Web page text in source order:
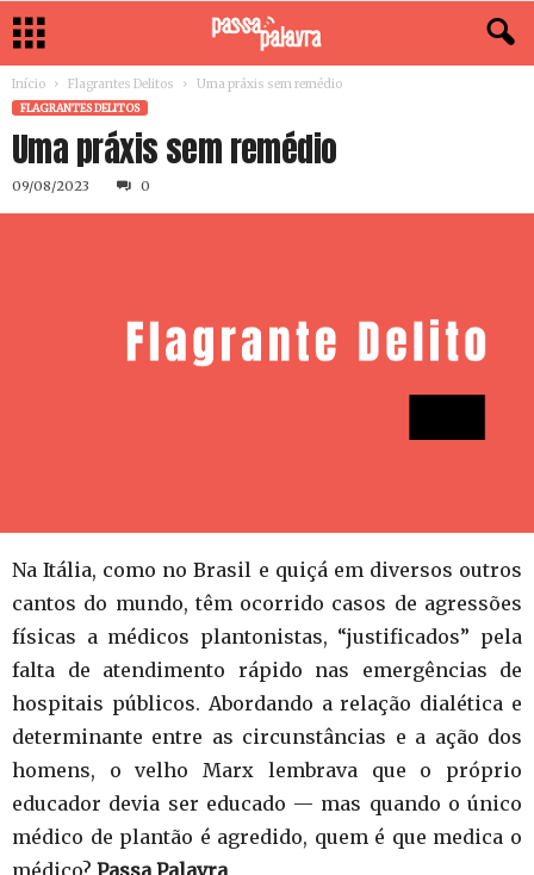
Início Flagrantes Delitos Uma práxis sem remédio
FLAGRANTES DELITOS
Uma práxis sem remédio
09/08/2023 0
Na Itália, como no Brasil e quiçá em diversos outros
cantos do mundo, têm ocorrido casos de agressões
físicas a médicos plantonistas, “justificados” pela
falta de atendimento rápido nas emergências de
hospitais públicos. Abordando a relação dialética e
determinante entre as circunstâncias e a ação dos
homens, o velho Marx lembrava que o próprio
educador devia ser educado — mas quando o único
médico de plantão é agredido, quem é que medica o